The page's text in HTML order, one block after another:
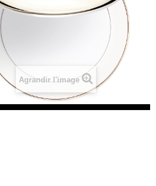
Agrandir l'image